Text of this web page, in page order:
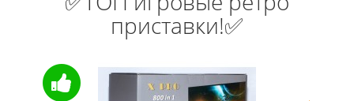
приставки!✅